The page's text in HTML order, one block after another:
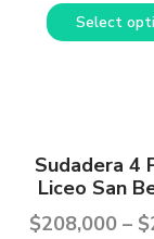
Select
Sudadera 4
Liceo San
$208,000 – $